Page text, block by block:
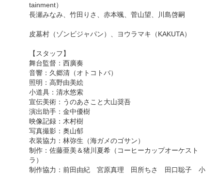
tainment）
長瀬みなみ、竹田りさ、赤本颯、菅山望、川島啓嗣
皮墓村（ゾンビジャパン）、ヨウラマキ（KAKUTA）
【スタッフ】
舞台監督：西廣奏
音響：久郷清（オトコトバ）
照明：高野由美絵
小道具：清水悠索
宣伝美術：うのあさこと大山奨吾
演出助手：金中優樹
映像記録：木村樹
写真撮影：奥山郁
衣装協力：林弥生（海ガメのゴサン）
制作：佐藤亜美＆猪川夏希（コーヒーカップオーケスト
ラ）
制作協力：前田由紀 宮原真理 田所ちさ 田口聡子 小